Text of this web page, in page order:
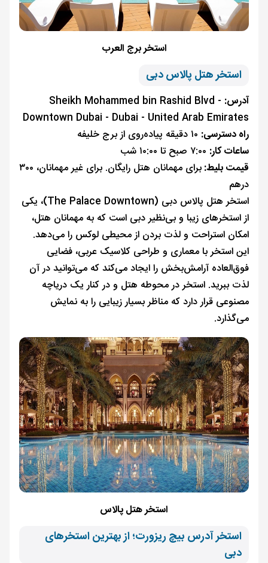
استخر برج العرب
استخر هتل پالاس دبی
آدرس: Sheikh Mohammed bin Rashid Blvd -
Downtown Dubai - Dubai - United Arab Emirates
راه دسترسی:
ساعات کار:
قیمت بلیط:
برای مهمانان هتل رایگان. برای غیر مهمانان، ۳۰۰
درهم
استخر هتل پالاس دبی (The Palace Downtown)، یکی
از استخرهای زیبا و بی‌نظیر دبی است که به مهمانان هتل،
امکان استراحت و لذت بردن از محیطی لوکس را می‌دهد.
این استخر با معماری و طراحی کلاسیک عربی، فضایی
فوق‌العاده آرامش‌بخش را ایجاد می‌کند که می‌توانید در آن
لذت ببرید. استخر در محوطه هتل و در کنار یک دریاچه
مصنوعی قرار دارد که مناظر بسیار زیبایی را به نمایش
می‌گذارد.
استخر هتل پالاس
استخر آدرس بیچ ریزورت؛ از بهترین استخرهای
دبی